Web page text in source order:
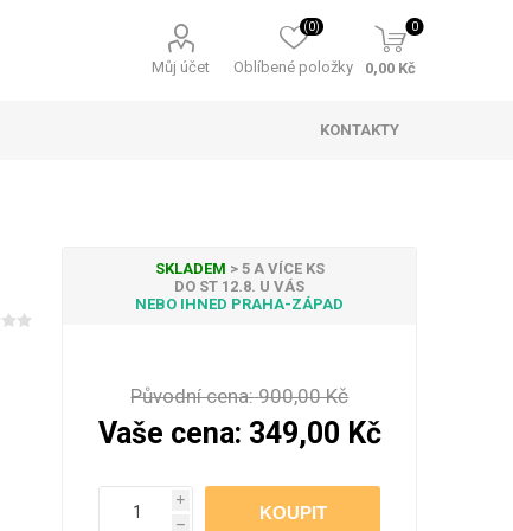
Můj účet Oblíbené položky
(0) 0
0,00 Kč
KONTAKTY
SKLADEM > 5 A VÍCE KS
DO ST 12.8. U VÁS
NEBO IHNED PRAHA-ZÁPAD
Původní cena: 900,00 Kč
Vaše cena: 349,00 Kč
i
h